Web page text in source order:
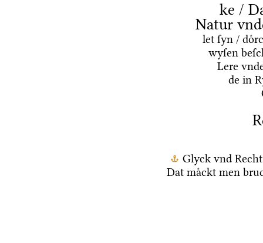
ke /
Natur
let ſyn /
wyſen
Lere
de in
Glyck vnd
Dat maͤckt men